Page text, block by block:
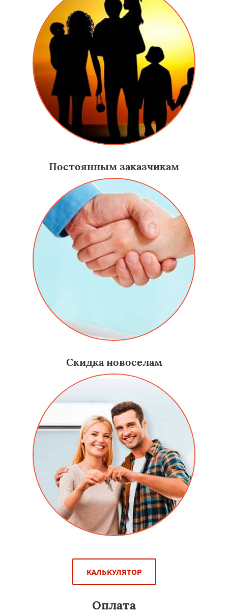
Постоянным заказчикам
Скидка новоселам
КАЛЬКУЛЯТОР
Оплата